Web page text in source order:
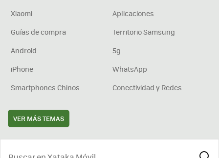
Xiaomi
Aplicaciones
Guías de compra
Territorio Samsung
Android
5g
iPhone
WhatsApp
Smartphones Chinos
Conectividad y Redes
VER MÁS TEMAS